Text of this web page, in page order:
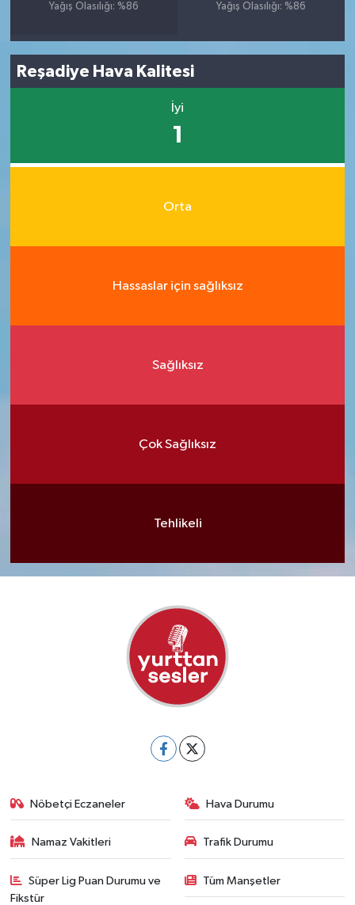
Yağış Olasılığı: %86
Yağış Olasılığı: %86
Reşadiye Hava Kalitesi
İyi
1
Orta
Hassaslar için sağlıksız
Sağlıksız
Çok Sağlıksız
Tehlikeli
Nöbetçi Eczaneler Hava Durumu
Namaz Vakitleri Trafik Durumu
Süper Lig Puan Durumu ve
Fikstür
Tüm Manşetler